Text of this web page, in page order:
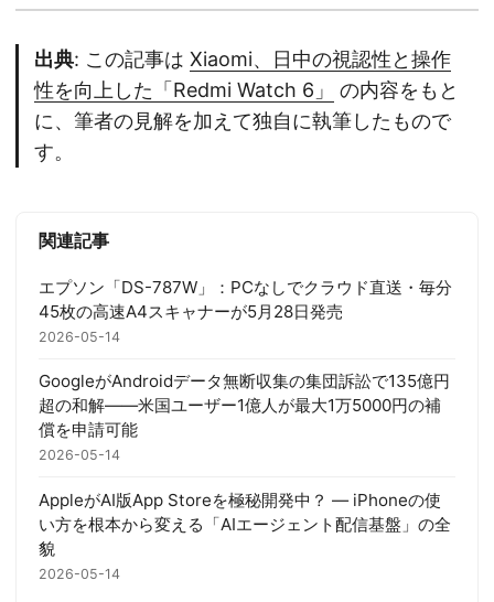
出典: この記事は Xiaomi、日中の視認性と操作
性を向上した「Redmi Watch 6」
の内容をもと
に、筆者の見解を加えて独自に執筆したもので
す。
関連記事
エプソン「DS-787W」：PCなしでクラウド直送・毎分
45枚の高速A4スキャナーが5月28日発売
2026-05-14
GoogleがAndroidデータ無断収集の集団訴訟で135億円
超の和解——米国ユーザー1億人が最大1万5000円の補
償を申請可能
2026-05-14
AppleがAI版App Storeを極秘開発中？ — iPhoneの使
い方を根本から変える「AIエージェント配信基盤」の全
貌
2026-05-14